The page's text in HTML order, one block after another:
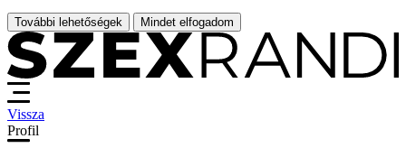
További lehetőségek Mindet elfogadom
Vissza
Profil